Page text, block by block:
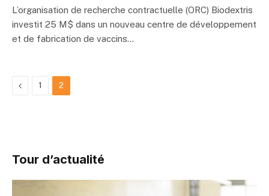
L’organisation de recherche contractuelle (ORC) Biodextris
investit 25 M$ dans un nouveau centre de développement
et de fabrication de vaccins…
Previous
1 2
Tour d’actualité